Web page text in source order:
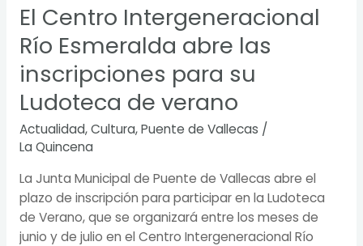
El Centro Intergeneracional
Río Esmeralda abre las
inscripciones para su
Ludoteca de verano
Actualidad,Cultura,Puente de Vallecas /
La Quincena
La Junta Municipal de Puente de Vallecas abre el
plazo de inscripción para participar en la Ludoteca
de Verano, que se organizará entre los meses de
junio y de julio en el Centro Intergeneracional Río
verano